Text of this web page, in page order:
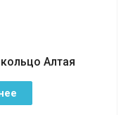
Алтая